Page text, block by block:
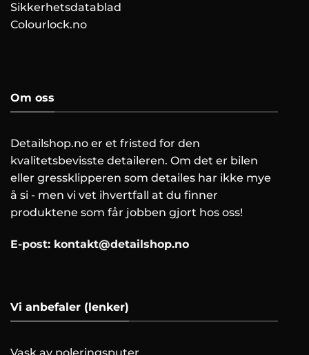
Sikkerhetsdatablad
Colourlock.no
Om oss
Detailshop.no er et fristed for den
kvalitetsbevisste detaileren. Om det er bilen
eller gressklipperen som detailes har ikke mye
å si - men vi vet ihvertfall at du finner
produktene som får jobben gjort hos oss!
E-post: kontakt@detailshop.no
Vi anbefaler (lenker)